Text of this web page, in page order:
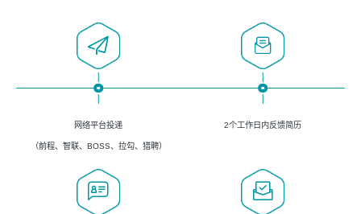
网络平台投递
（前程、智联、BOSS、拉勾、猎聘）
2个工作日内反馈简历